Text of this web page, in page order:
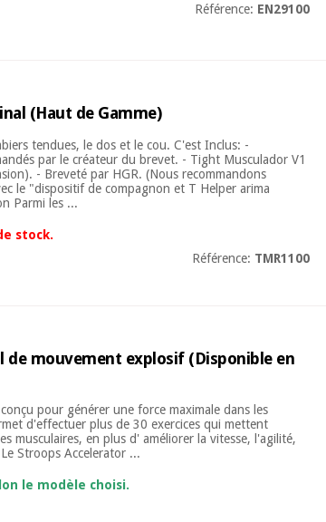
Référence: EN29100
(Haut de Gamme)
tendues, le dos et le cou. C'est Inclus: -
par le créateur du brevet. - Tight Musculador V1
- Breveté par HGR. (Nous recommandons
le "dispositif de compagnon et T Helper arima
Parmi les ...
stock.
Référence: TMR1100
de mouvement explosif (Disponible en
pour générer une force maximale dans les
d'effectuer plus de 30 exercices qui mettent
musculaires, en plus d' améliorer la vitesse, l'agilité,
Stroops Accelerator ...
le modèle choisi.